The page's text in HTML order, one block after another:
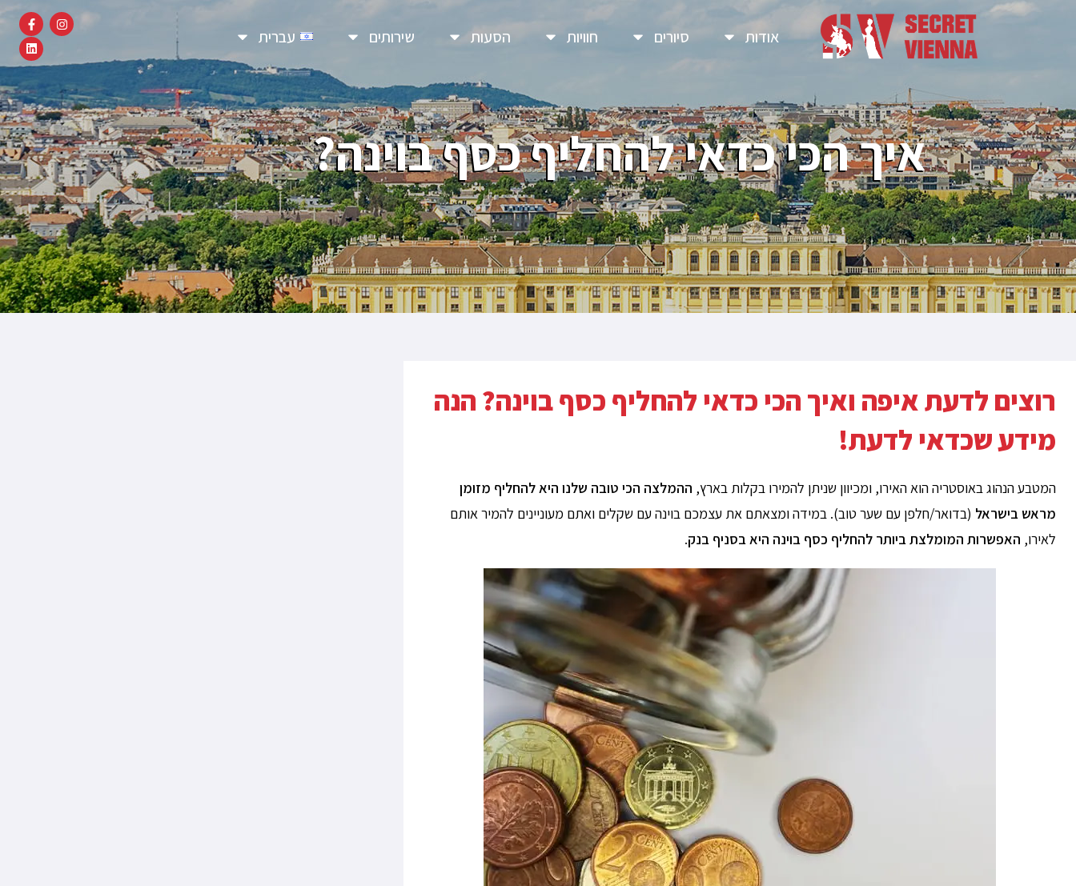
אודות סיורים חוויות הסעות שירותים עברית
איך הכי כדאי להחליף כסף בוינה?
רוצים לדעת איפה ואיך הכי כדאי להחליף כסף בוינה? הנה
מידע שכדאי לדעת!
המטבע הנהוג באוסטריה הוא האירו, ומכיוון שניתן להמירו בקלות בארץ, ההמלצה הכי טובה שלנו היא להחליף מזומן
מראש בישראל (בדואר/חלפן עם שער טוב). במידה ומצאתם את עצמכם בוינה עם שקלים ואתם מעוניינים להמיר אותם
לאירו, האפשרות המומלצת ביותר להחליף כסף בוינה היא בסניף בנק.